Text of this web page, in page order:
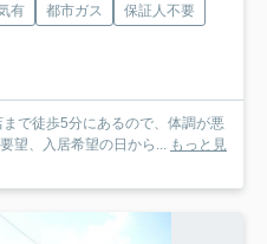
有 都市ガス
保証人不要
で徒歩5分にあるので、体調が悪
望、入居希望の日から... もっと見